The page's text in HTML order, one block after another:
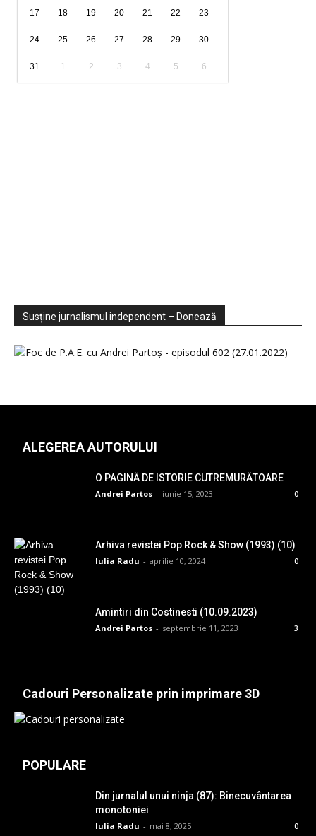
17 18 19 20 21 22 23
24 25 26 27 28 29 30
31 1 2 3 4 5 6
Sondaje
Video
Susține jurnalismul independent – Donează
ALEGEREA AUTORULUI
O PAGINĂ DE ISTORIE CUTREMURĂTOARE
Andrei Partos - iunie 15, 2023 0
Arhiva revistei Pop Rock & Show (1993) (10)
Iulia Radu - aprilie 10, 2024 0
Amintiri din Costinesti (10.09.2023)
Andrei Partos - septembrie 11, 2023 3
Cadouri Personalizate prin imprimare 3D
POPULARE
Din jurnalul unui ninja (87): Binecuvântarea
monotoniei
Iulia Radu - mai 8, 2025 0